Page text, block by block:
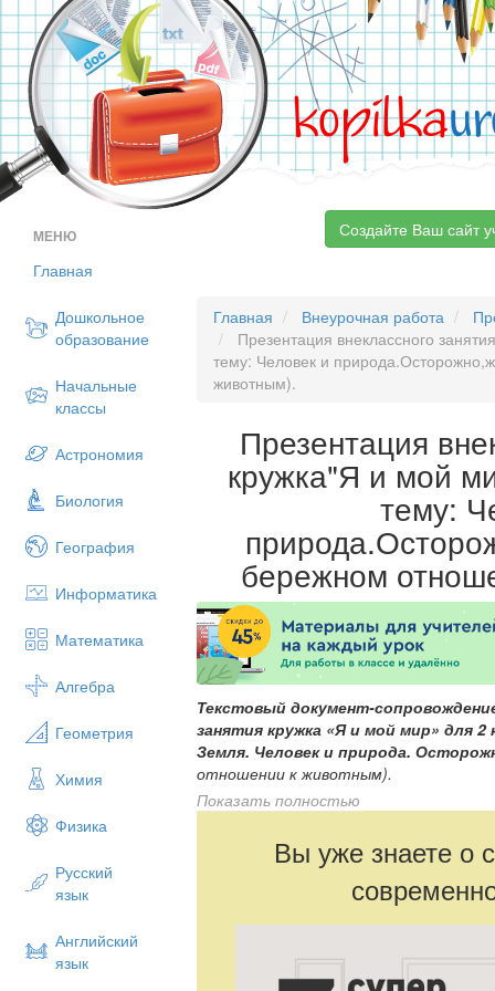
kopilka
МЕНЮ
Главная
Дошкольное
образование
Начальные
классы
Астрономия
Биология
География
Информатика
Математика
Алгебра
Геометрия
Химия
Физика
Русский
язык
Английский
язык
Создайте Ваш сайт
Главная Внеурочная работа
Презентация внеклассного
тему: Человек и
животным).
Презентация
кружка"Я и мой
тему:
бережном
Текстовый документ-
занятия кружка «Я и мой мир» для
Земля. Человек и природа.
отношении к животным).
Слайд 2.ИГРА «Стихии» (автор
актуализирует представления
способствует расширению знаний о
возможность убедиться в
самых разных представителей
Показать полностью
Вы уже знаете о